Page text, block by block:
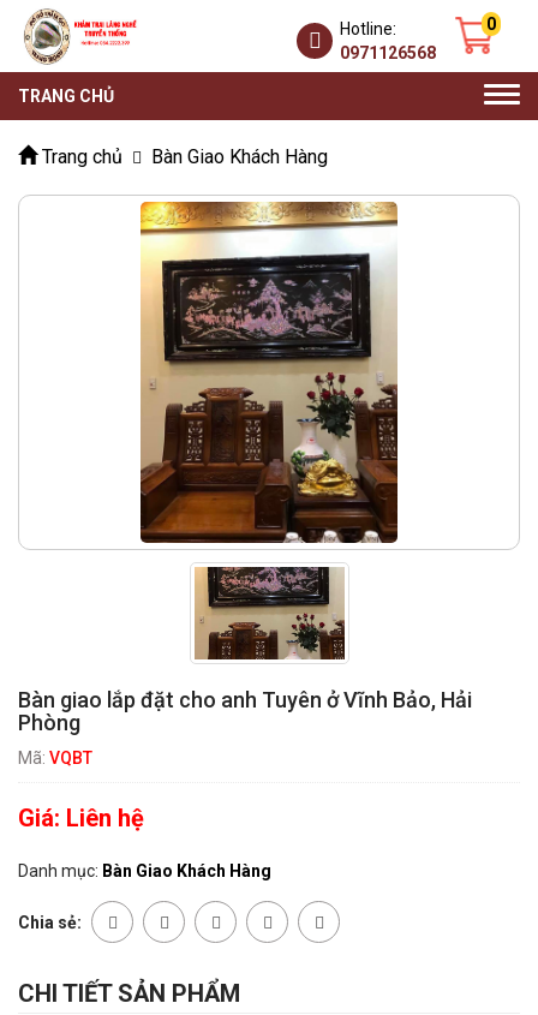
0
Hotline:
0971126568
TRANG CHỦ
Trang chủ Bàn Giao Khách Hàng
Bàn giao lắp đặt cho anh Tuyên ở Vĩnh Bảo, Hải
Phòng
Mã: VQBT
Giá: Liên hệ
Danh mục: Bàn Giao Khách Hàng
Chia sẻ:
CHI TIẾT SẢN PHẨM